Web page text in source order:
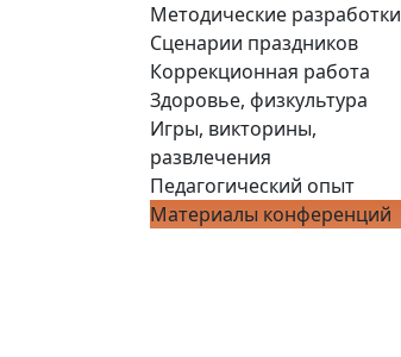
Методические разработки
Сценарии праздников
Коррекционная работа
Здоровье, физкультура
Игры, викторины,
развлечения
Педагогический опыт
Материалы конференций